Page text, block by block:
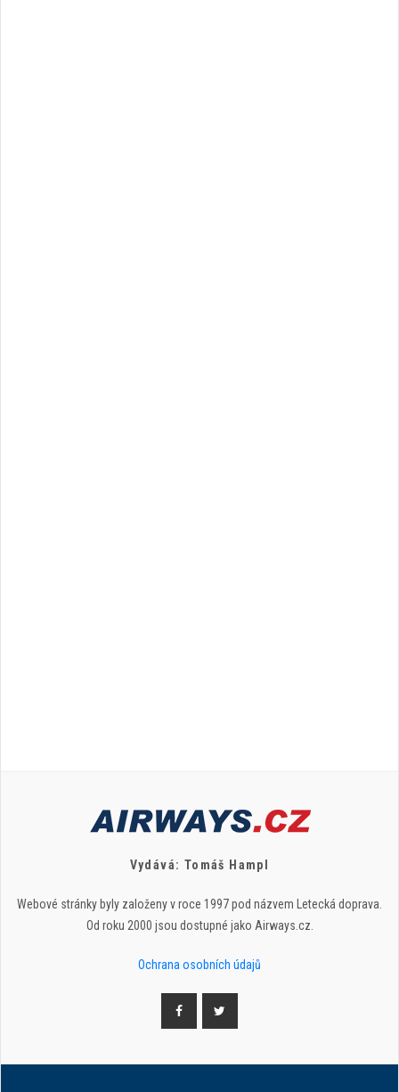
Vydává: Tomáš Hampl
Webové stránky byly založeny v roce 1997 pod názvem Letecká doprava.
Od roku 2000 jsou dostupné jako Airways.cz.
Ochrana osobních údajů